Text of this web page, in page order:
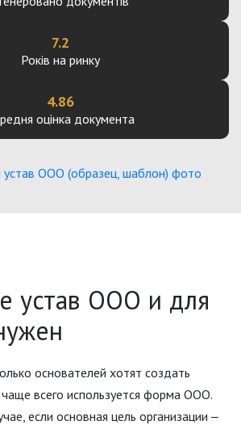
7.2
Років на ринку
4.86
оцінка документа
устав ООО и для
основателей хотят создать
всего используется форма ООО.
если основная цель организации ‒